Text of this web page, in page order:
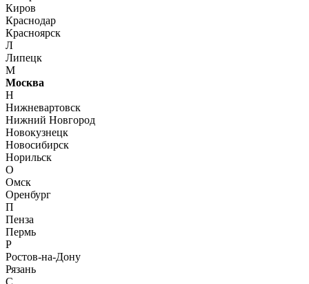
Киров
Краснодар
Красноярск
Л
Липецк
М
Москва
Н
Нижневартовск
Нижний Новгород
Новокузнецк
Новосибирск
Норильск
О
Омск
Оренбург
П
Пенза
Пермь
Р
Ростов-на-Дону
Рязань